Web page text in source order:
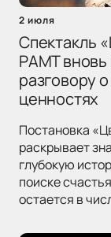
2 июля
Спектакль
РАМТ вновь
разговору
ценностях
Постановка
раскрывает
глубокую
поиске
остается в